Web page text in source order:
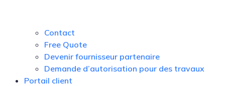
Contact
Free Quote
Devenir fournisseur partenaire
Demande d’autorisation pour des travaux
Portail client